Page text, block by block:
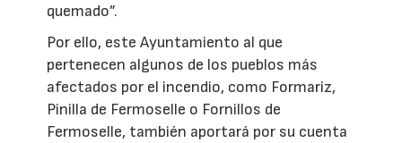
quemado”.
Por ello, este Ayuntamiento al que
pertenecen algunos de los pueblos más
afectados por el incendio, como Formariz,
Pinilla de Fermoselle o Fornillos de
Fermoselle, también aportará por su cuenta